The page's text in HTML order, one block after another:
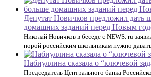
Депутат Новичков предложил дать
домашних заданий перед Новым
Николай Новичков в беседе с NEWS. ru
порой российским школьникам нужно
Набиуллина сказала о “ключевой
Председатель Центрального банка